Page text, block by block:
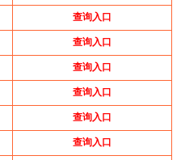
查询入口
查询入口
查询入口
查询入口
查询入口
查询入口